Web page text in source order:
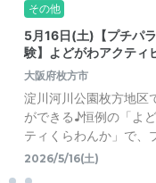
その他
5月16日(土)【プチパ
験】よどがわアクティ
大阪府枚方市
淀川河川公園枚方地区
ができる♪恒例の「よ
ティくらわんか」で、
2026/5/16(土)